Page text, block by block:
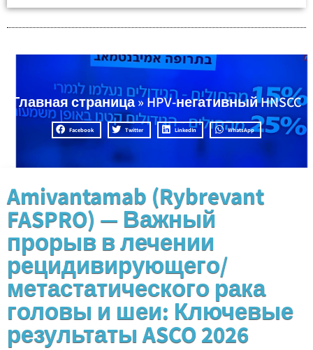
Главная страница»HPV-негативный HNSCC
Facebook Twitter LinkedIn WhatsApp
Amivantamab (Rybrevant
FASPRO) — Важный
прорыв в лечении
рецидивирующего/
метастатического рака
головы и шеи: Ключевые
результаты ASCO 2026